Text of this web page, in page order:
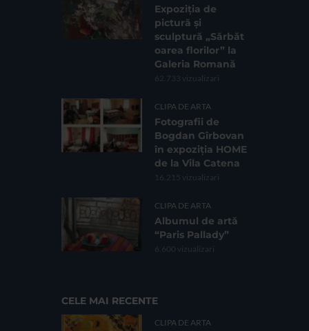
Expoziția de
pictură și
sculptură „Sărbăt
oarea florilor” la
Galeria Romană
62.733 vizualizari
CLIPA DE ARTA
Fotografii de
Bogdan Gîrbovan
în expoziția HOME
de la Vila Catena
16.215 vizualizari
CLIPA DE ARTA
Albumul de artă
“Paris Pallady”
6.600 vizualizari
CELE MAI RECENTE
CLIPA DE ARTA